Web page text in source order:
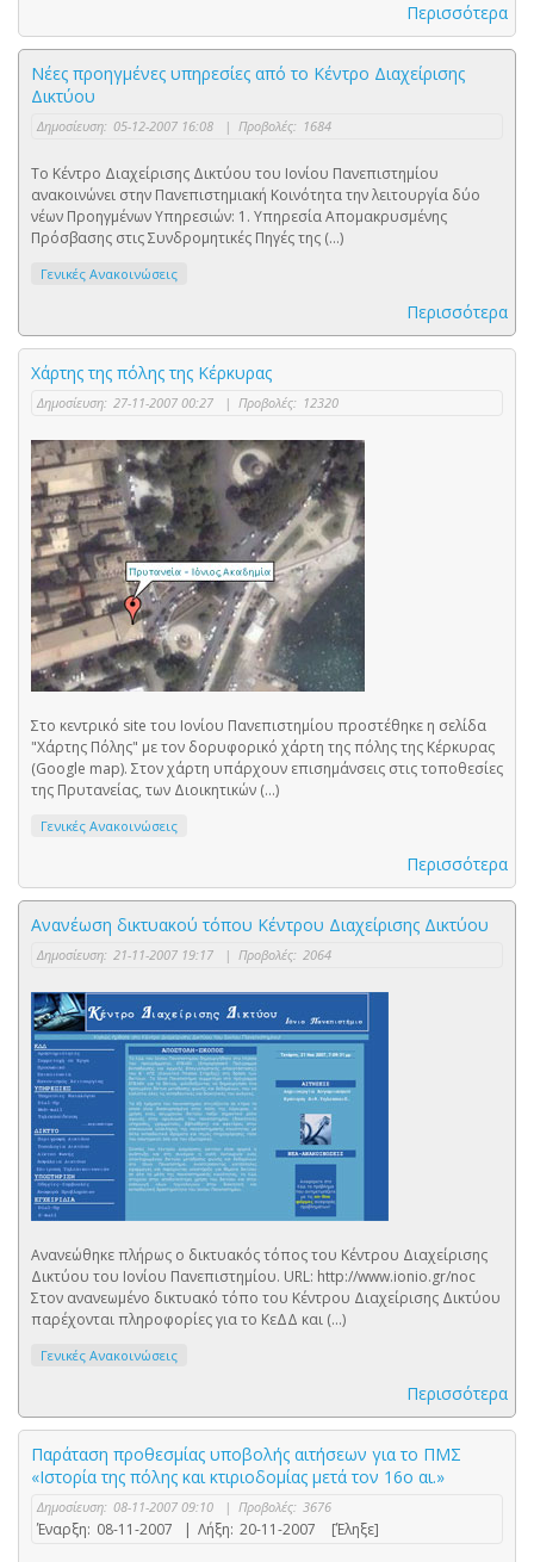
Περισσότερα
Νέες προηγμένες υπηρεσίες από το Κέντρο Διαχείρισης
Δικτύου
Δημοσίευση: 05-12-2007 16:08 | Προβολές: 1684
Το Κέντρο Διαχείρισης Δικτύου του Ιονίου Πανεπιστημίου
ανακοινώνει στην Πανεπιστημιακή Κοινότητα την λειτουργία δύο
νέων Προηγμένων Υπηρεσιών: 1. Υπηρεσία Απομακρυσμένης
Πρόσβασης στις Συνδρομητικές Πηγές της (...)
Γενικές Ανακοινώσεις
Περισσότερα
Χάρτης της πόλης της Κέρκυρας
Δημοσίευση: 27-11-2007 00:27 | Προβολές: 12320
Στο κεντρικό site του Ιονίου Πανεπιστημίου προστέθηκε η σελίδα
"Χάρτης Πόλης" με τον δορυφορικό χάρτη της πόλης της Κέρκυρας
(Google map). Στον χάρτη υπάρχουν επισημάνσεις στις τοποθεσίες
της Πρυτανείας, των Διοικητικών (...)
Γενικές Ανακοινώσεις
Περισσότερα
Ανανέωση δικτυακού τόπου Κέντρου Διαχείρισης Δικτύου
Δημοσίευση: 21-11-2007 19:17 | Προβολές: 2064
Ανανεώθηκε πλήρως ο δικτυακός τόπος του Κέντρου Διαχείρισης
Δικτύου του Ιονίου Πανεπιστημίου. URL: http://www.ionio.gr/noc
Στον ανανεωμένο δικτυακό τόπο του Κέντρου Διαχείρισης Δικτύου
παρέχονται πληροφορίες για το ΚεΔΔ και (...)
Γενικές Ανακοινώσεις
Περισσότερα
Παράταση προθεσμίας υποβολής αιτήσεων για το ΠΜΣ
«Ιστορία της πόλης και κτιριοδομίας μετά τον 16ο αι.»
Δημοσίευση: 08-11-2007 09:10 | Προβολές: 3676
Έναρξη: 08-11-2007 | Λήξη: 20-11-2007 [Έληξε]